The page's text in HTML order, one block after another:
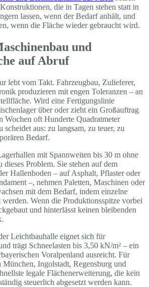
die in Tagen stehen statt in
lassen, wenn der Bedarf anhält, und
wenn die Fläche wieder gebraucht wird.
und
auf Abruf
lebt vom Takt. Fahrzeugbau, Zulieferer,
produzieren mit engen Toleranzen – an
Wird eine Fertigungslinie
über oder zieht ein Großauftrag
Wochen oft Hunderte Quadratmeter
aus: zu langsam, zu teuer, zu
Bedarf.
mit Spannweiten bis 30 m ohne
dieses Problem. Sie stehen auf dem
Hallenboden – auf Asphalt, Pflaster oder
–, nehmen Paletten, Maschinen oder
mit dem Bedarf, indem einzelne
werden. Wenn die Produktionsspitze vorbei
und hinterlässt keinen bleibenden
Leichtbauhalle eignet sich für
trägt Schneelasten bis 3,50 kN/m² – ein
Voralpenland ausreicht. Für
Ingolstadt, Regensburg und
legale Flächenerweiterung, die kein
steuerlich abgesetzt werden kann.